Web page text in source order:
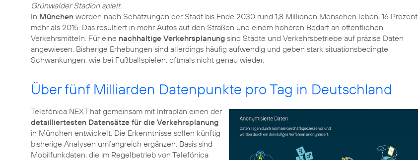
Grünwalder Stadion spielt.
In München werden nach Schätzungen der Stadt bis Ende 2030 rund 1,8 Millionen Menschen leben, 16 Prozent
mehr als 2015. Das resultiert in mehr Autos auf den Straßen und einem höheren Bedarf an öffentlichen
Verkehrsmitteln. Für eine nachhaltige Verkehrsplanung sind Städte und Verkehrsbetriebe auf präzise Daten
angewiesen. Bisherige Erhebungen sind allerdings häufig aufwendig und geben stark situationsbedingte
Schwankungen, wie bei Fußballspielen, oftmals nicht genau wieder.
Über fünf Milliarden Datenpunkte pro Tag in Deutschland
Telefónica NEXT hat gemeinsam mit Intraplan einen der
detailliertesten Datensätze für die Verkehrsplanung
in München entwickelt. Die Erkenntnisse sollen künftig
bisherige Analysen umfangreich ergänzen. Basis sind
Mobilfunkdaten, die im Regelbetrieb von Telefónica